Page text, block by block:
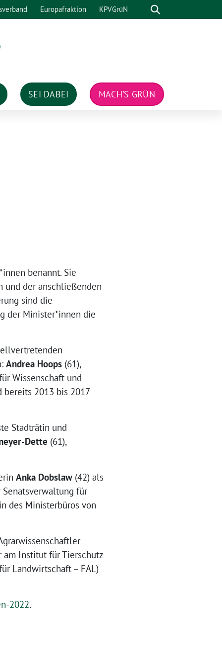
Europafraktion KPVGrüN Suche
SEI DABEI MACH’S GRÜN
benannt. Sie
und der anschließenden
sind die
der Minister*innen die
Andrea Hoops (61),
Wissenschaft und
bereits 2013 bis 2017
Stadträtin und
Dette (61),
Anka Dobslaw (42) als
für
des Ministerbüros von
am Institut für Tierschutz
Landwirtschaft – FAL)
2022.